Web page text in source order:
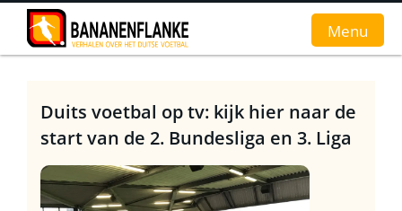
Home
Nieuws
Interviews
Menu
Duits voetbal op tv: kijk hier naar de
start van de 2. Bundesliga en 3. Liga